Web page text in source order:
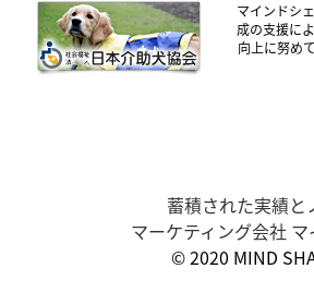
マインドシ
成の支援に
向上に努め
蓄積された実績と
マーケティング会社
© 2020 MIND